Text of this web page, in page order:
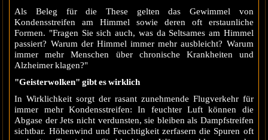
Als Beleg für die These gelten das Gewimmel von
Kondensstreifen am Himmel sowie deren oft erstaunliche
Formen. "Fragen Sie sich auch, was da Seltsames am Himmel
passiert? Warum der Himmel immer mehr ausbleicht? Warum
immer mehr Menschen über chronische Krankheiten und
Alzheimer klagen?"
"Geisterwolken" gibt es wirklich
In Wirklichkeit sorgt der rasant zunehmende Flugverkehr für
immer mehr Kondensstreifen: In feuchter Luft können die
Abgase der Jets nicht verdunsten, sie bleiben als Dampfstreifen
sichtbar. Höhenwind und Feuchtigkeit zerfasern die Spuren oft